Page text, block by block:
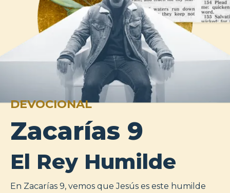
DEVOCIONAL
Zacarías 9
El Rey Humilde
En Zacarías 9, vemos que Jesús es este humilde